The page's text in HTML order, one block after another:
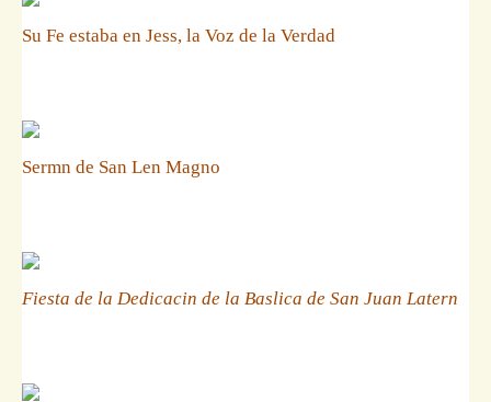
Su Fe estaba en Jess, la Voz de la Verdad
Sermn de San Len Magno
Fiesta de la Dedicacin de la Baslica de San Juan Latern